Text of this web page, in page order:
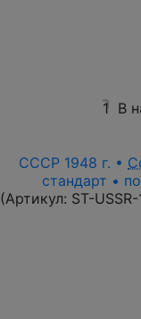
1 В
СССР 1948 г. •
стандарт •
(Артикул: ST-